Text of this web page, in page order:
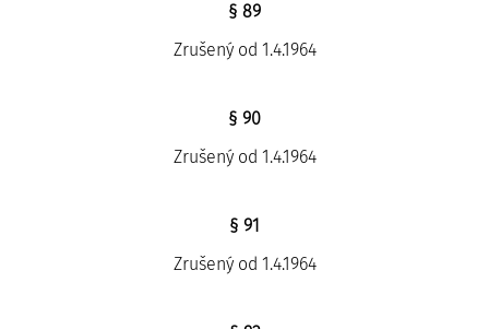
§ 89
Zrušený od 1.4.1964
§ 90
Zrušený od 1.4.1964
§ 91
Zrušený od 1.4.1964